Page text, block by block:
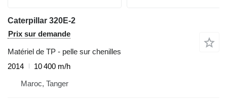
Caterpillar 320E-2
Prix sur demande
Matériel de TP - pelle sur chenilles
2014
10 400 m/h
Maroc, Tanger